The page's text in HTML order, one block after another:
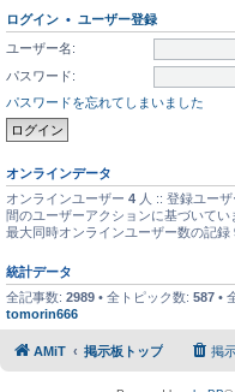
ログイン • ユーザー登録
ユーザー名:
パスワード:
パスワードを忘れてしまいました
オンラインデータ
オンラインユーザー 4 人 :: 登録ユー
間のユーザーアクションに基づいてい
最大同時オンラインユーザー数の記録
統計データ
全記事数: 2989 • 全トピック数: 587 •
tomorin666
AMiT 掲示板トップ 掲